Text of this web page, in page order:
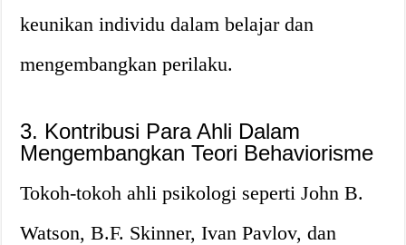
keunikan individu dalam belajar dan
mengembangkan perilaku.
3. Kontribusi Para Ahli Dalam
Mengembangkan Teori Behaviorisme
Tokoh-tokoh ahli psikologi seperti John B.
Watson, B.F. Skinner, Ivan Pavlov, dan